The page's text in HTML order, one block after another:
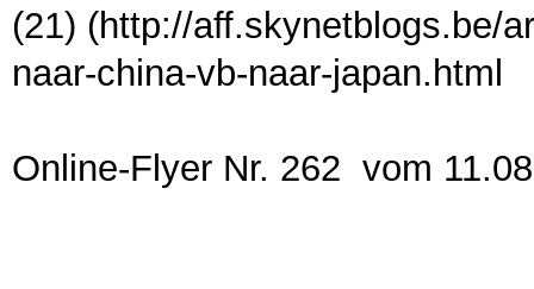
(21) (http://aff.skynetblogs.be/
naar-china-vb-naar-japan.html
Online-Flyer Nr. 262 vom